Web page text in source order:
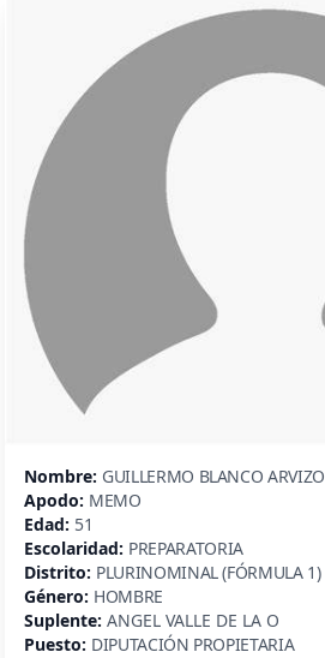
Nombre: GUILLERMO BLANCO ARVIZO
Apodo: MEMO
Edad: 51
Escolaridad: PREPARATORIA
Distrito: PLURINOMINAL (FÓRMULA 1)
Género: HOMBRE
Suplente: ANGEL VALLE DE LA O
Puesto: DIPUTACIÓN PROPIETARIA